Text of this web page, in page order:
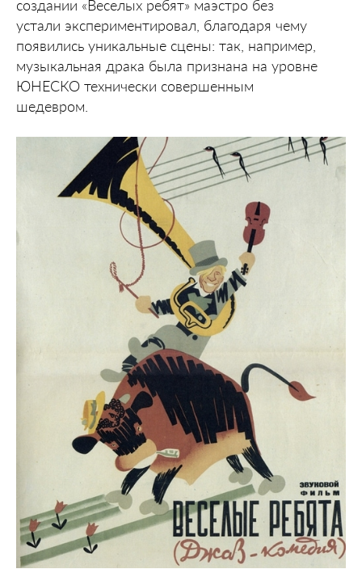
создании «Веселых ребят» маэстро без
устали экспериментировал, благодаря чему
появились уникальные сцены: так, например,
музыкальная драка была признана на уровне
ЮНЕСКО технически совершенным
шедевром.